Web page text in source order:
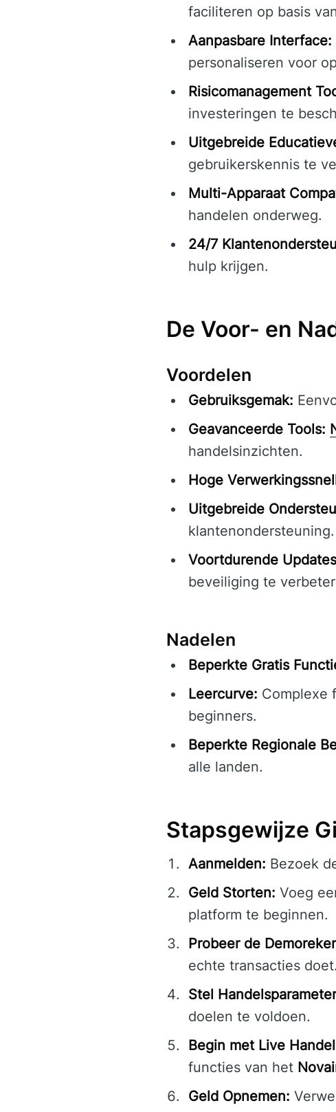
faciliteren op basis
Aanpasbare Interface:
personaliseren voor
Risicomanagement
investeringen te
Uitgebreide
gebruikerskennis te
Multi-Apparaat
handelen onderweg.
24/7
hulp krijgen.
De Voor- en
Voordelen
Gebruiksgemak:
Geavanceerde Tools:
handelsinzichten.
Hoge
Uitgebreide
klantenondersteuning.
Voortdurende
beveiliging te
Nadelen
Beperkte Gratis
Leercurve: Complexe
beginners.
Beperkte Regionale
alle landen.
Stapsgewijze
Aanmelden: Bezoek
Geld Storten: Voeg
platform te beginnen.
Probeer de
echte transacties doet.
Stel
doelen te voldoen.
Begin met Live
functies van het
Geld Opnemen: